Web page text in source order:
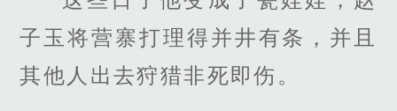
子玉将营寨打理得并井有条，并且
其他人出去狩猎非死即伤。